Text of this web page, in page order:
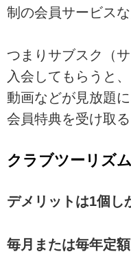
制の会員サービスな
つまりサブスク（
入会してもらうと
動画などが見放題
会員特典を受け取
クラブツーリズ
デメリットは1個し
毎月または毎年定